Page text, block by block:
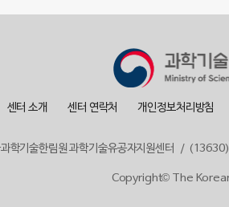
센터 소개 센터 연락처 개인정보처리방침
학기술한림원 과학기술유공자지원센터 (13630)
Copyright© The